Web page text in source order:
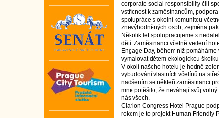
corporate social responsibility čili
vstřícnost k zaměstnancům,
spolupráce s okolní komunitou
znevýhodněných osob, zejména
Několik let spolupracujeme s
dětí. Zaměstnanci včetně vedení
Engage Day, během níž
vymalovat dětem ekologickou
V okolí našeho hotelu je hodně
vybudování vlastních včelínů na
nadšením se někteří zaměstnanci
mne potěšilo, že neváhají svůj
nás všech.
Clarion Congress Hotel Prague
rokem je to projekt Human Friendly